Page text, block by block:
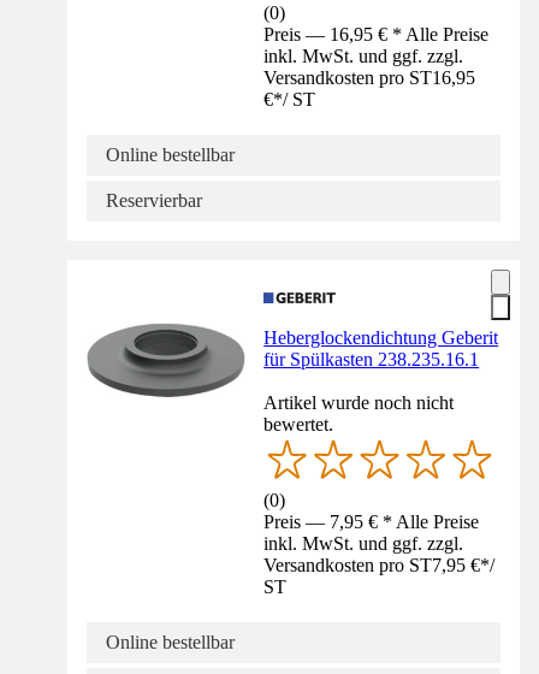
(0)
Preis — 16,95 € * Alle Preise
inkl. MwSt. und ggf. zzgl.
Versandkosten pro ST16,95
€*/ ST
Online bestellbar
Reservierbar
Heberglockendichtung Geberit
für Spülkasten 238.235.16.1
Artikel wurde noch nicht
bewertet.
(0)
Preis — 7,95 € * Alle Preise
inkl. MwSt. und ggf. zzgl.
Versandkosten pro ST7,95 €*/
ST
Online bestellbar